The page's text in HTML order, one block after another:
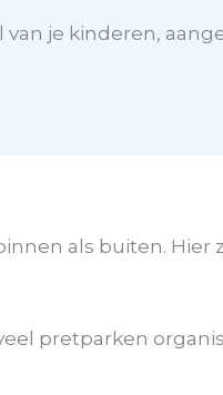
je kinderen,
als buiten. Hier
pretparken